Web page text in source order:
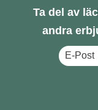
Ta del av
andra